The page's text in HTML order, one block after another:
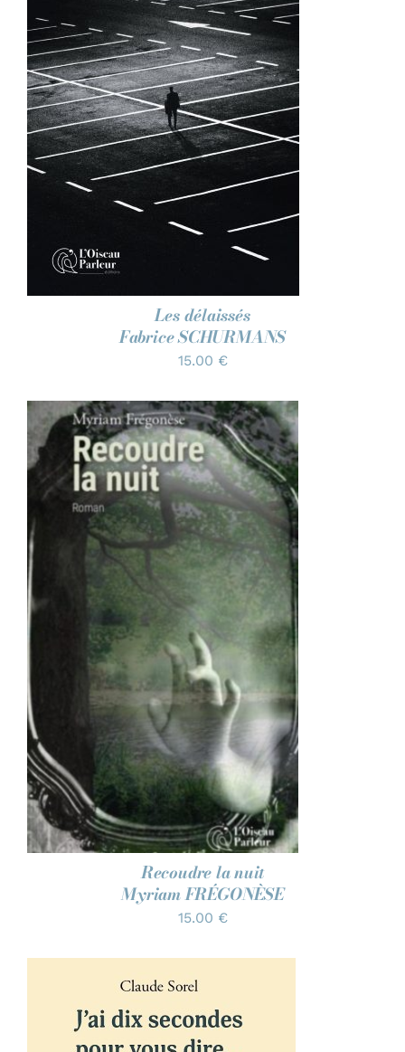
AJOUTER AU PANIER
/
DÉTAILS
Les délaissés
Fabrice SCHURMANS
15.00 €
AJOUTER AU PANIER
DÉTAILS
Recoudre la nuit
Myriam FRÉGONÈSE
15.00 €